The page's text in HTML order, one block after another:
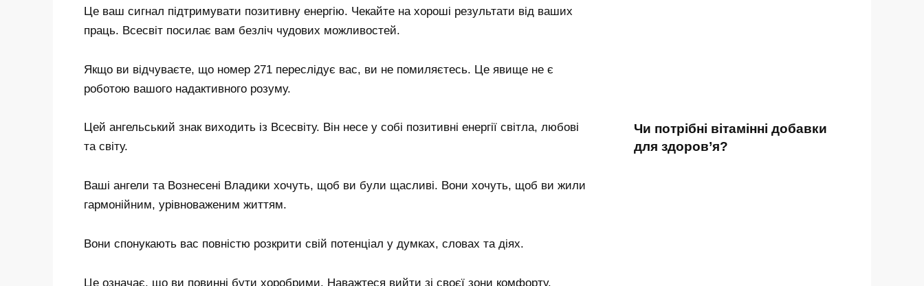
Це ваш сигнал підтримувати позитивну енергію. Чекайте на хороші результати від ваших
праць. Всесвіт посилає вам безліч чудових можливостей.
Якщо ви відчуваєте, що номер 271 переслідує вас, ви не помиляєтесь. Це явище не є
роботою вашого надактивного розуму.
Цей ангельський знак виходить із Всесвіту. Він несе у собі позитивні енергії світла, любові
та світу.
Ваші ангели та Вознесені Владики хочуть, щоб ви були щасливі. Вони хочуть, щоб ви жили
гармонійним, урівноваженим життям.
Вони спонукають вас повністю розкрити свій потенціал у думках, словах та діях.
Це означає, що ви повинні бути хоробрими. Наважтеся вийти зі своєї зони комфорту.
Чи потрібні вітамінні добавки
для здоров’я?